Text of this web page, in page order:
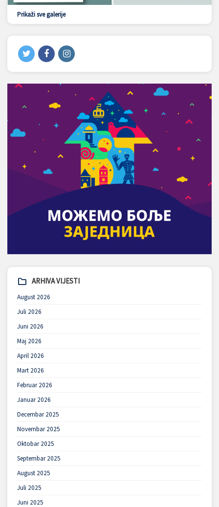
Prikaži sve galerije
ARHIVA VIJESTI
August 2026
Juli 2026
Juni 2026
Maj 2026
April 2026
Mart 2026
Februar 2026
Januar 2026
Decembar 2025
Novembar 2025
Oktobar 2025
Septembar 2025
August 2025
Juli 2025
Juni 2025